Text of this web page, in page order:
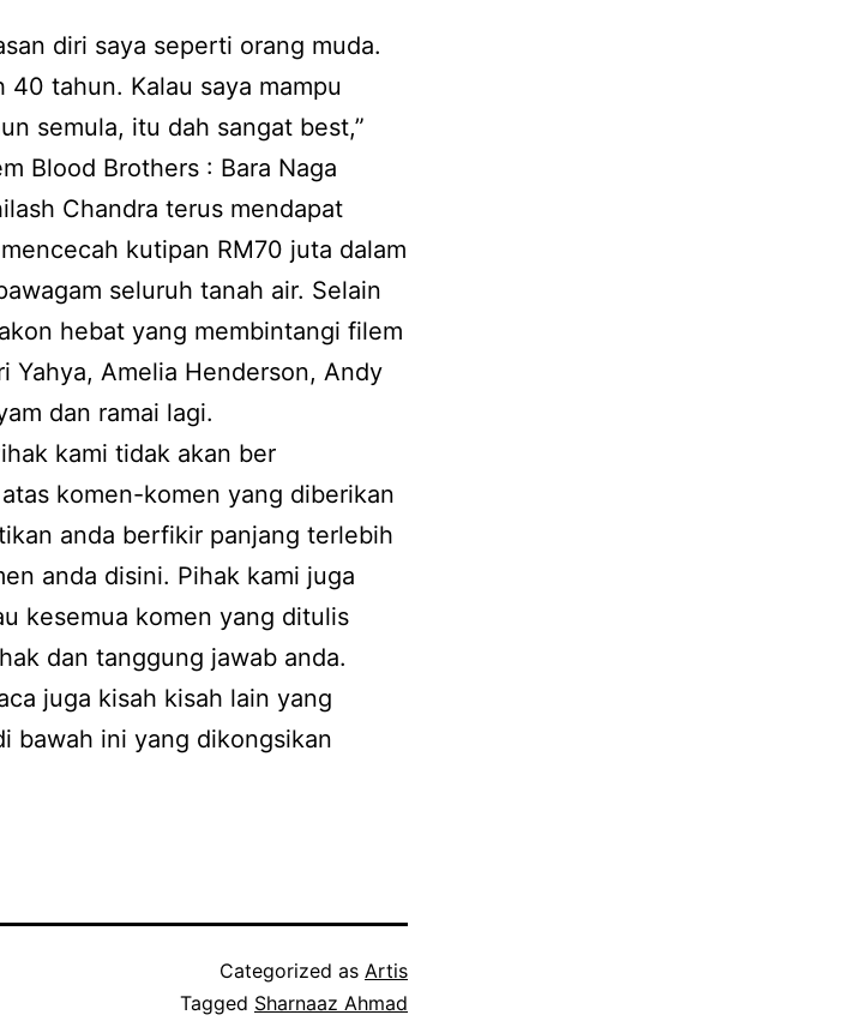
diri saya seperti orang muda.
40 tahun. Kalau saya mampu
semula, itu dah sangat best,”
Blood Brothers : Bara Naga
Chandra terus mendapat
kutipan RM70 juta dalam
seluruh tanah air. Selain
hebat yang membintangi filem
Yahya, Amelia Henderson, Andy
dan ramai lagi.
kami tidak akan ber
komen-komen yang diberikan
anda berfikir panjang terlebih
anda disini. Pihak kami juga
kesemua komen yang ditulis
dan tanggung jawab anda.
juga kisah kisah lain yang
bawah ini yang dikongsikan
Categorized as Artis
Tagged Sharnaaz Ahmad